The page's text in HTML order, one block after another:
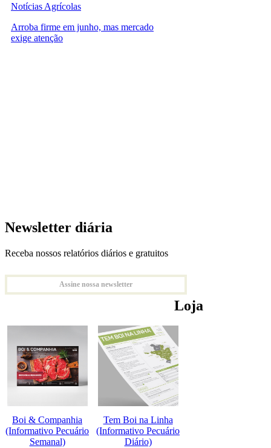
Notícias Agrícolas
Arroba firme em junho, mas mercado
exige atenção
Newsletter diária
Receba nossos relatórios diários e gratuitos
Assine nossa newsletter
Loja
Boi & Companhia
(Informativo Pecuário
Semanal)
Tem Boi na Linha
(Informativo Pecuário
Diário)